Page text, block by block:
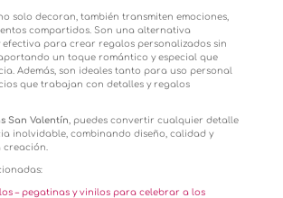
solo decoran, también transmiten emociones,
compartidos. Son una alternativa
efectiva para crear regalos personalizados sin
un toque romántico y especial que
Además, son ideales tanto para uso personal
que trabajan con detalles y regalos
San Valentín , puedes convertir cualquier detalle
inolvidable, combinando diseño, calidad y
creación.
– pegatinas y vinilos para celebrar a los